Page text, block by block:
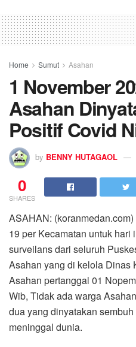
Positif Covid
0
SHARES
ASAHAN:
19 per Kecamatan untuk hari
surveilans dari seluruh
Asahan yang di kelola Dinas
Asahan pertanggal 01
Wib, Tidak ada warga
dua yang dinyatakan sembuh
meninggal dunia.
Demikian hal tersebut di
Tugas Percepatan
Asahan H. Rahmat Hidayat
wartawan, Senin (01/11/2021).
Dayat juga menyampaikan
tanggal 31 Oktober 2021
per Kecamatan di Asahan